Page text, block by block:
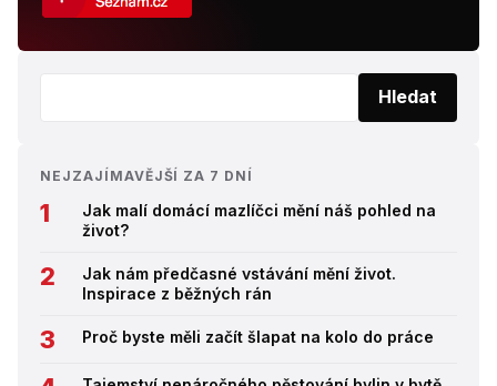
Hledat
NEJZAJÍMAVĚJŠÍ ZA 7 DNÍ
Jak malí domácí mazlíčci mění náš pohled na
život?
Jak nám předčasné vstávání mění život.
Inspirace z běžných rán
Proč byste měli začít šlapat na kolo do práce